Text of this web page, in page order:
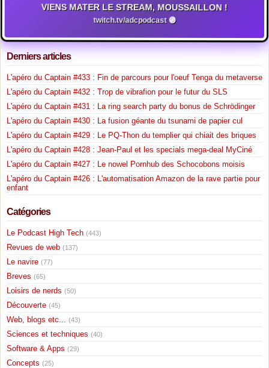
VIENS MATER LE STREAM, MOUSSAILLON !
twitch.tv/adcpodcast 🟣
Derniers articles
L'apéro du Captain #433 : Fin de parcours pour l'oeuf Tenga du metaverse
L'apéro du Captain #432 : Trop de vibrafion pour le futur du SLS
L'apéro du Captain #431 : La ring search party du bonus de Schrödinger
L'apéro du Captain #430 : La fusion géante du tsunami de papier cul
L'apéro du Captain #429 : Le PQ-Thon du templier qui chiait des briques
L'apéro du Captain #428 : Jean-Paul et les specials mega-deal MyCiné
L'apéro du Captain #427 : Le nowel Pornhub des Schocobons moisis
L'apéro du Captain #426 : L'automatisation Amazon de la rave partie pour
enfant
Catégories
Le Podcast High Tech (443)
Revues de web (137)
Le navire (77)
Breves (65)
Loisirs de nerds (50)
Découverte (45)
Web, blogs etc... (43)
Sciences et techniques (40)
Software & Apps (29)
Concepts (25)